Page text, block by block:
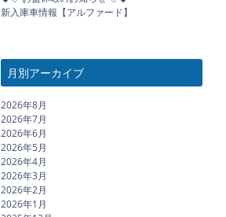
新入庫車情報【アルファード】
月別アーカイブ
2026年8月
2026年7月
2026年6月
2026年5月
2026年4月
2026年3月
2026年2月
2026年1月